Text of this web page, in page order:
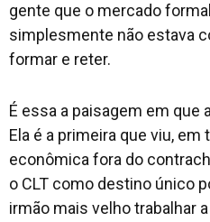
gente que o mercado
simplesmente não estava
formar e reter.
É essa a paisagem em que
Ela é a primeira que viu,
econômica fora do
o CLT como destino único
irmão mais velho trabalhar